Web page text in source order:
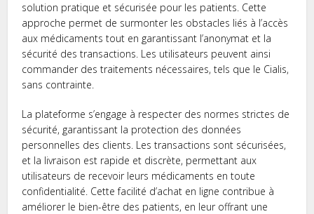
solution pratique et sécurisée pour les patients. Cette
approche permet de surmonter les obstacles liés à l’accès
aux médicaments tout en garantissant l’anonymat et la
sécurité des transactions. Les utilisateurs peuvent ainsi
commander des traitements nécessaires, tels que le Cialis,
sans contrainte.
La plateforme s’engage à respecter des normes strictes de
sécurité, garantissant la protection des données
personnelles des clients. Les transactions sont sécurisées,
et la livraison est rapide et discrète, permettant aux
utilisateurs de recevoir leurs médicaments en toute
confidentialité. Cette facilité d’achat en ligne contribue à
améliorer le bien-être des patients, en leur offrant une